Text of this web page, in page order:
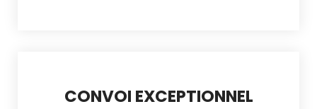
CONVOI EXCEPTIONNEL